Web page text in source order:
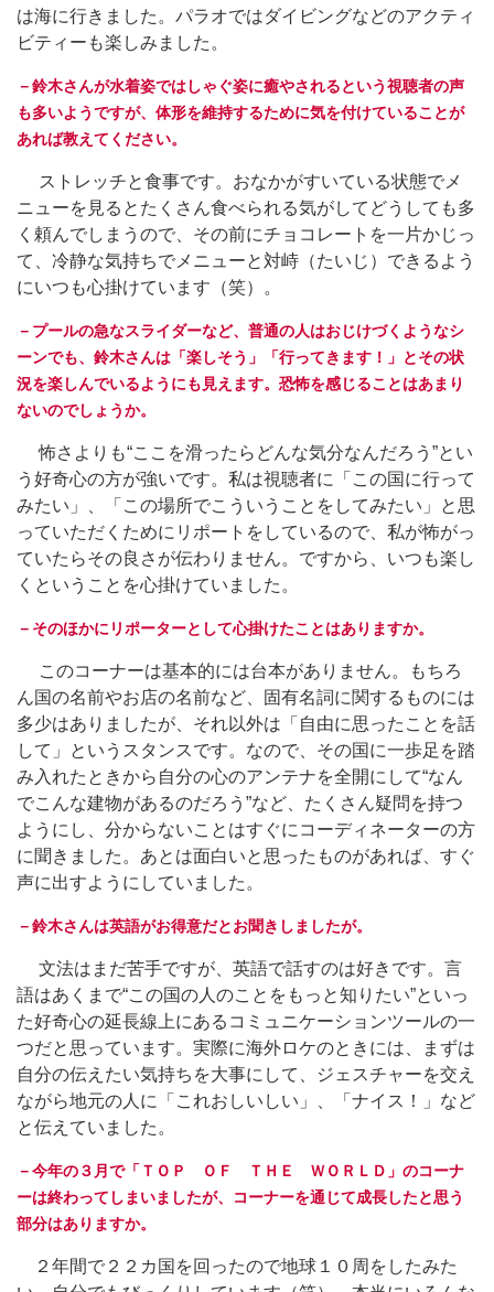
は海に行きました。パラオではダイビングなどのアクティ
ビティーも楽しみました。
－鈴木さんが水着姿ではしゃぐ姿に癒やされるという視聴者の声
も多いようですが、体形を維持するために気を付けていることが
あれば教えてください。
ストレッチと食事です。おなかがすいている状態でメ
ニューを見るとたくさん食べられる気がしてどうしても多
く頼んでしまうので、その前にチョコレートを一片かじっ
て、冷静な気持ちでメニューと対峙（たいじ）できるよう
にいつも心掛けています（笑）。
－プールの急なスライダーなど、普通の人はおじけづくようなシ
ーンでも、鈴木さんは「楽しそう」「行ってきます！」とその状
況を楽しんでいるようにも見えます。恐怖を感じることはあまり
ないのでしょうか。
怖さよりも“ここを滑ったらどんな気分なんだろう”とい
う好奇心の方が強いです。私は視聴者に「この国に行って
みたい」、「この場所でこういうことをしてみたい」と思
っていただくためにリポートをしているので、私が怖がっ
ていたらその良さが伝わりません。ですから、いつも楽し
くということを心掛けていました。
－そのほかにリポーターとして心掛けたことはありますか。
このコーナーは基本的には台本がありません。もちろ
ん国の名前やお店の名前など、固有名詞に関するものには
多少はありましたが、それ以外は「自由に思ったことを話
して」というスタンスです。なので、その国に一歩足を踏
み入れたときから自分の心のアンテナを全開にして“なん
でこんな建物があるのだろう”など、たくさん疑問を持つ
ようにし、分からないことはすぐにコーディネーターの方
に聞きました。あとは面白いと思ったものがあれば、すぐ
声に出すようにしていました。
－鈴木さんは英語がお得意だとお聞きしましたが。
文法はまだ苦手ですが、英語で話すのは好きです。言
語はあくまで“この国の人のことをもっと知りたい”といっ
た好奇心の延長線上にあるコミュニケーションツールの一
つだと思っています。実際に海外ロケのときには、まずは
自分の伝えたい気持ちを大事にして、ジェスチャーを交え
ながら地元の人に「これおしいしい」、「ナイス！」など
と伝えていました。
－今年の３月で「ＴＯＰ ＯＦ ＴＨＥ ＷＯＲＬＤ」のコーナ
ーは終わってしまいましたが、コーナーを通じて成長したと思う
部分はありますか。
２年間で２２カ国を回ったので地球１０周をしたみた